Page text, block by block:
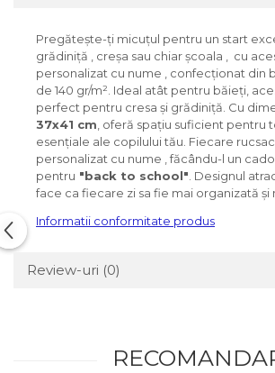
Pregătește-ți micuțul pentru un start
grădiniță , creșa sau chiar școala , cu
personalizat cu nume , confecționat din
de 140 gr/m². Ideal atât pentru băieți,
perfect pentru cresa și grădiniță. Cu
37x41 cm, oferă spațiu suficient pentru
esențiale ale copilului tău. Fiecare
personalizat cu nume , făcându-l un
pentru "back to school". Designul
face ca fiecare zi sa fie mai organizată și
Informatii conformitate produs
Review-uri (0)